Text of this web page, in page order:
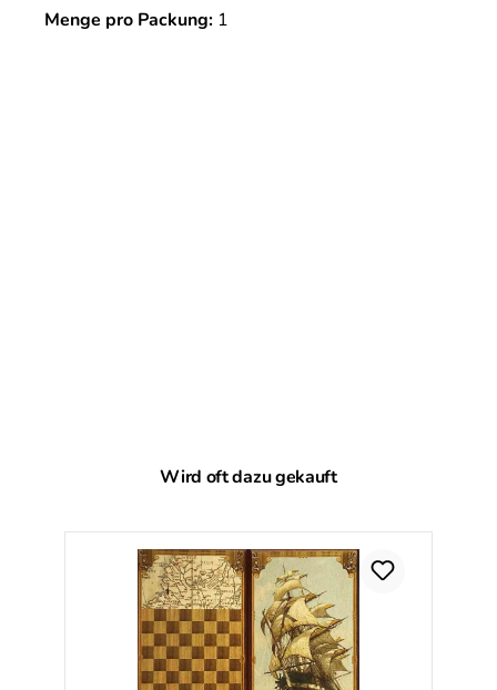
Menge pro Packung: 1
Produktgalerie überspringen
Wird oft dazu gekauft